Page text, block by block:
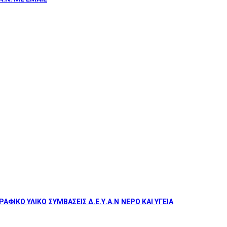
ΥΛΙΚΟ ΣΥΜΒΑΣΕΙΣ Δ.Ε.Υ.Α.Ν ΝΕΡΟ ΚΑΙ ΥΓΕΙΑ